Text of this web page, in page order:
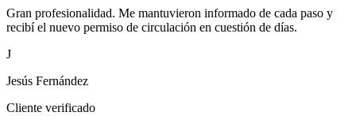
Gran profesionalidad. Me mantuvieron informado de cada paso y
recibí el nuevo permiso de circulación en cuestión de días.
J
Jesús Fernández
Cliente verificado